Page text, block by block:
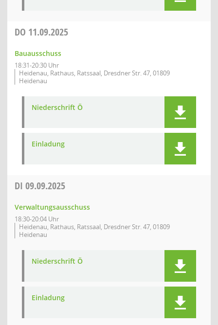
DO 11.09.2025
Bauausschuss
18:31-20:30 Uhr
Heidenau, Rathaus, Ratssaal, Dresdner Str. 47, 01809
Heidenau
Niederschrift Ö
Einladung
DI 09.09.2025
Verwaltungsausschuss
18:30-20:04 Uhr
Heidenau, Rathaus, Ratssaal, Dresdner Str. 47, 01809
Heidenau
Niederschrift Ö
Einladung